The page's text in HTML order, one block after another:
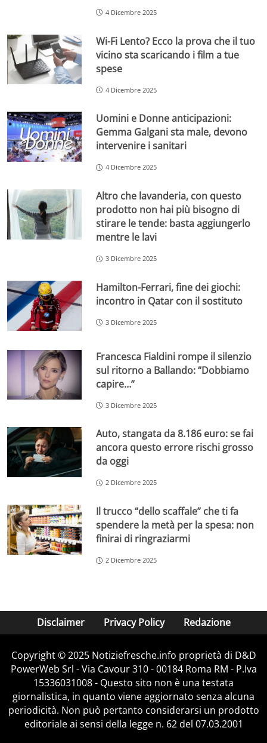
4 Dicembre 2025
Wi-Fi Lento? Ecco la prova che il tuo
vicino sta scaricando i film a tue
spese
4 Dicembre 2025
Uomini e Donne anticipazioni:
Gemma Galgani sta male, devono
intervenire i sanitari
4 Dicembre 2025
Altro che lavanderia, con questo
prodotto non hai più bisogno di
stirare le tende: basta aggiungerlo
mentre le lavi
3 Dicembre 2025
Hamilton-Ferrari, fine dei giochi:
incontro in Qatar con il sostituto
3 Dicembre 2025
Francesca Fialdini rompe il silenzio
sul ritorno a Ballando: “Dobbiamo
capire…”
3 Dicembre 2025
Auto, stangata da 8.186 euro: se fai
ancora questo errore rischi grosso
da oggi
2 Dicembre 2025
Il trucco “dello scaffale” che ti fa
spendere la metà per la spesa: non
finirai di ringraziarmi
2 Dicembre 2025
Disclaimer Privacy Policy Redazione
Copyright © 2025 Notiziefresche.info proprietà di D&D
PowerWeb Srl - Via Cavour 310 - 00184 Roma RM - P.Iva
15336031008 - Questo sito non è una testata
giornalistica, in quanto viene aggiornato senza alcuna
periodicità. Non può pertanto considerarsi un prodotto
editoriale ai sensi della legge n. 62 del 07.03.2001